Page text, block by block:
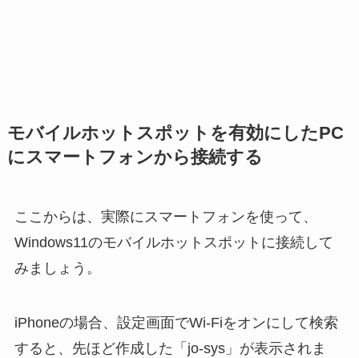
モバイルホットスポットを有効にしたPC
にスマートフォンから接続する
ここからは、実際にスマートフォンを使って、
Windows11のモバイルホットスポットに接続して
みましょう。
iPhoneの場合、設定画面でWi-Fiをオンにして検索
すると、先ほど作成した「jo-sys」が表示されま